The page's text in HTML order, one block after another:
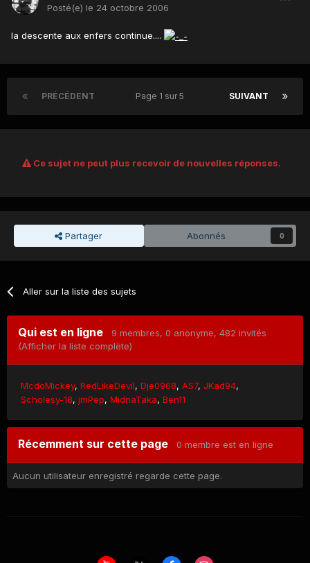
Posté(e) le 24 octobre 2006
la descente aux enfers continue....
PRÉCÉDENT SUIVANT
Page 1 sur 5
Ce sujet ne peut plus recevoir de nouvelles réponses.
Partager Abonnés 0
Aller sur la liste des sujets
Qui est en ligne 9 membres, 0 anonyme, 482 invités
(Afficher la liste complète)
McdoMickey RedLikeDevil Dje0968 AS7 JKad94
Scholesy-18 jmPep MidnaTaka Ben11
Récemment sur cette page 0 membre est en ligne
Aucun utilisateur enregistré regarde cette page.